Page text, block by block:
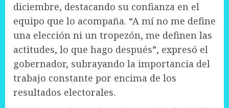
diciembre, destacando su confianza en el
equipo que lo acompaña. “A mí no me define
una elección ni un tropezón, me definen las
actitudes, lo que hago después”, expresó el
gobernador, subrayando la importancia del
trabajo constante por encima de los
resultados electorales.